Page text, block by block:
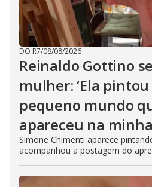
DO R7/08/08/2026
Reinaldo Gottino
mulher: ‘Ela
pequeno mundo
apareceu na
Simone Chimenti aparece
acompanhou a postagem do